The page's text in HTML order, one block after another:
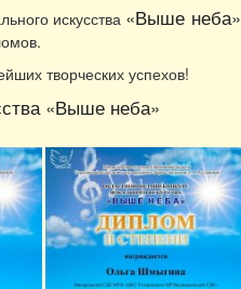
искусства «Выше неба»
творческих успехов!
«Выше неба»